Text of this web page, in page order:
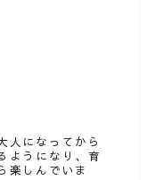
人になってから
ようになり、育
楽しんでいま